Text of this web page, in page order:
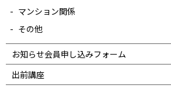
マンション関係
その他
お知らせ会員申し込みフォーム
出前講座